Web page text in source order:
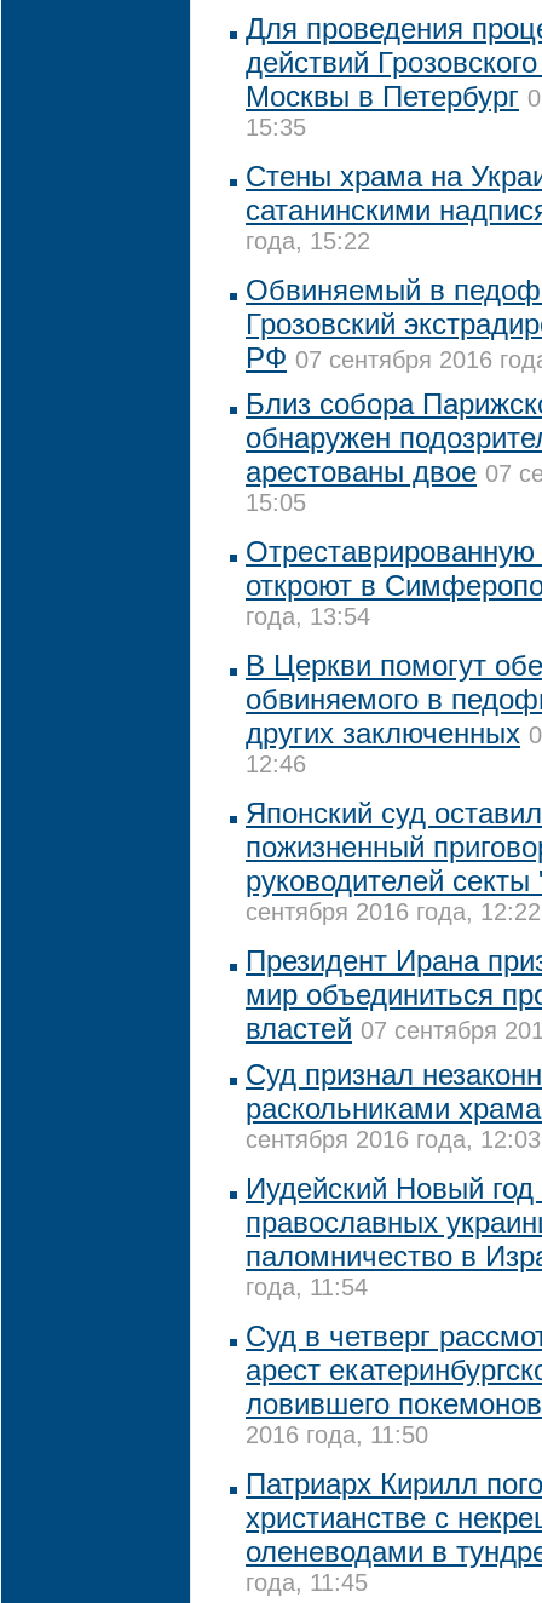
Для проведения
действий
Москвы в Петербург
15:35
Стены храма на
сатанинскими
года, 15:22
Обвиняемый в
Грозовский
РФ 07 сентября 2016
Близ собора
обнаружен
арестованы двое 07
15:05
откроют в
года, 13:54
В Церкви помогут
обвиняемого в
других заключенных
12:46
Японский суд
пожизненный
руководителей
сентября 2016 года, 12:22
Президент Ирана
мир объединиться
властей 07 сентября
Суд признал
раскольниками
сентября 2016 года, 12:03
Иудейский Новый
православных
паломничество в
года, 11:54
Суд в четверг
арест
ловившего
2016 года, 11:50
Патриарх Кирилл
христианстве с
оленеводами в
года, 11:45